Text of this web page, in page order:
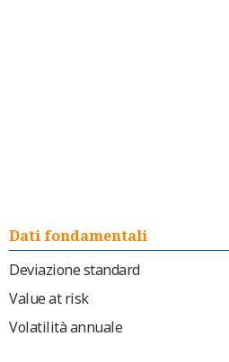
Dati fondamentali
Deviazione standard
Value at risk
Volatilità annuale